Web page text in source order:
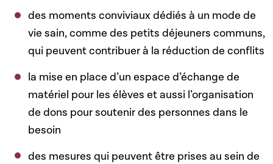
des moments conviviaux dédiés à un mode de
vie sain, comme des petits déjeuners communs,
qui peuvent contribuer à la réduction de conflits
la mise en place d’un espace d’échange de
matériel pour les élèves et aussi l’organisation
de dons pour soutenir des personnes dans le
besoin
des mesures qui peuvent être prises au sein de